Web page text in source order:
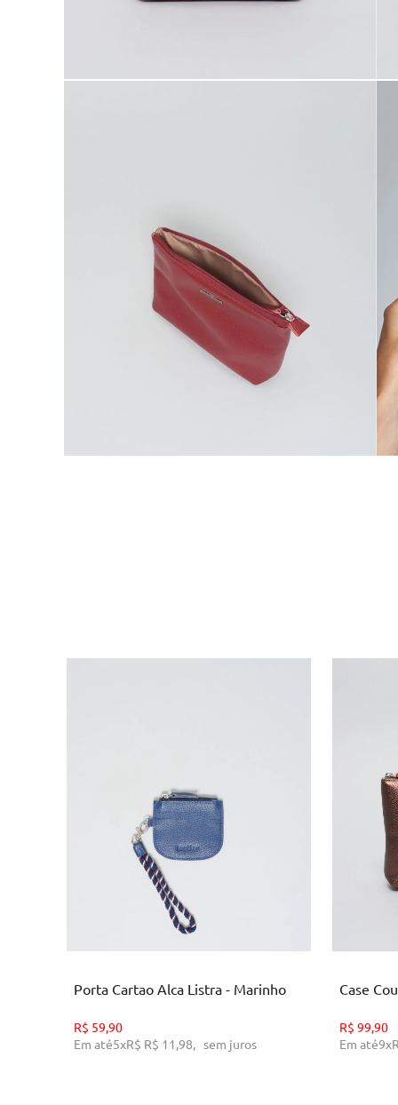
U
Porta Cartao Alca Listra - Marinho
R$ 59,90
Em até5xR$ R$ 11,98, sem juros
Case
R$ 99,90
Em até9x